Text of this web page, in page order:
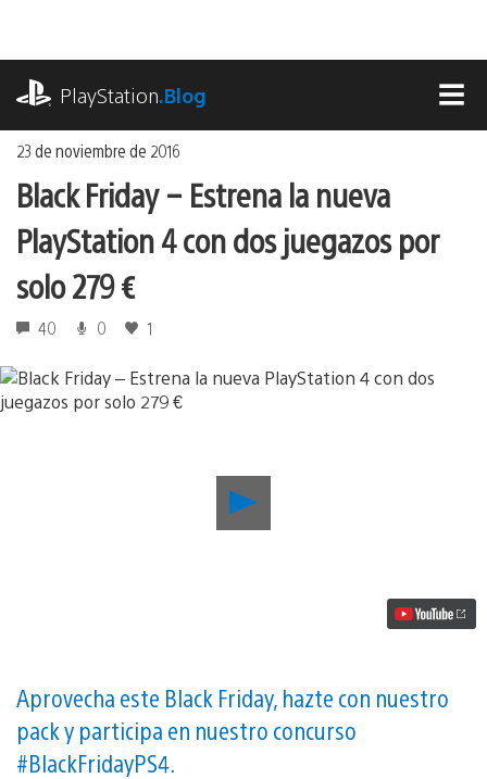
contenido
PlayStation.Blog
23 de noviembre de 2016
Black Friday – Estrena la nueva
PlayStation 4 con dos juegazos por
solo 279 €
40 0 1
Friday
dos
juegazos
por
Aprovecha este Black Friday, hazte con nuestro
pack y participa en nuestro concurso
#BlackFridayPS4.